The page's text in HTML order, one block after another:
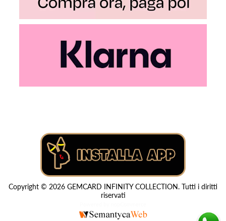
Copyright © 2026 GEMCARD INFINITY COLLECTION. Tutti i diritti
riservati